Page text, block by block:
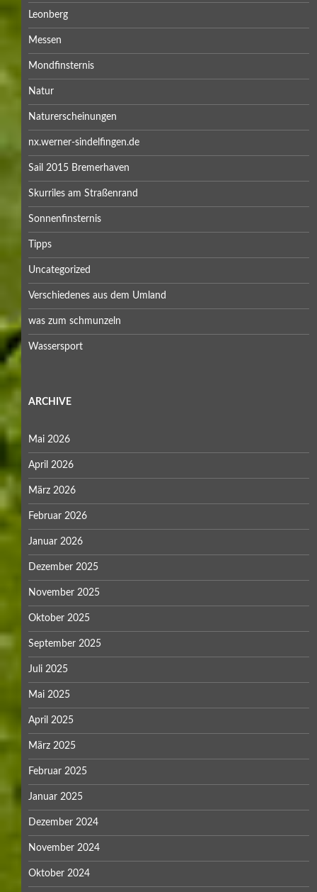
Leonberg
Messen
Mondfinsternis
Natur
Naturerscheinungen
nx.werner-sindelfingen.de
Sail 2015 Bremerhaven
Skurriles am Straßenrand
Sonnenfinsternis
Tipps
Uncategorized
Verschiedenes aus dem Umland
was zum schmunzeln
Wassersport
ARCHIVE
Mai 2026
April 2026
März 2026
Februar 2026
Januar 2026
Dezember 2025
November 2025
Oktober 2025
September 2025
Juli 2025
Mai 2025
April 2025
März 2025
Februar 2025
Januar 2025
Dezember 2024
November 2024
Oktober 2024